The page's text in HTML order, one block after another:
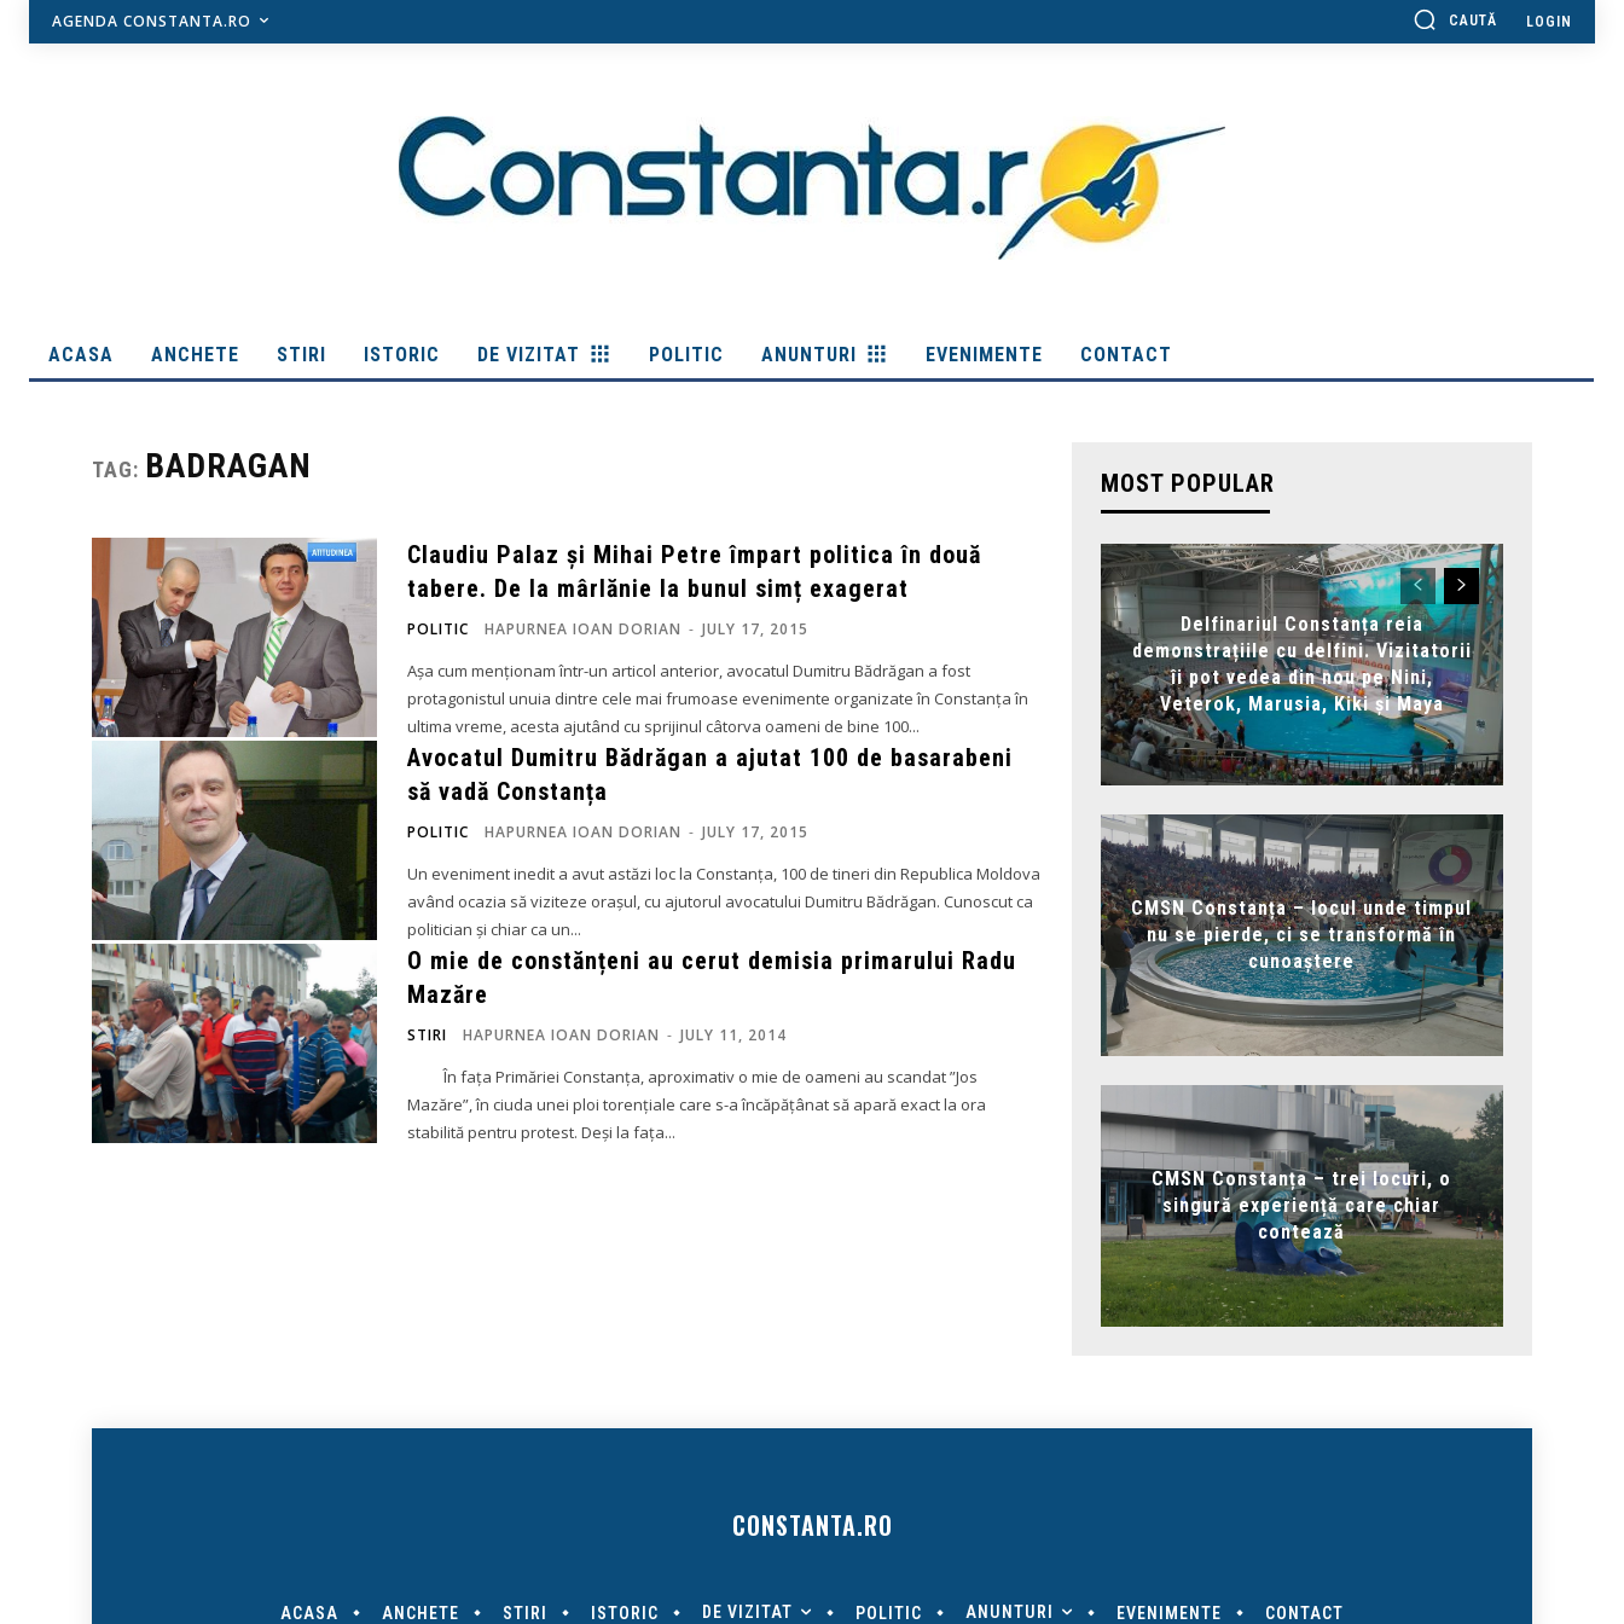
AGENDA CONSTANTA.RO CAUTĂ LOGIN
ACASA ANCHETE STIRI ISTORIC DE VIZITAT POLITIC ANUNTURI EVENIMENTE CONTACT
TAG: BADRAGAN
Claudiu Palaz și Mihai Petre împart politica în două
tabere. De la mârlănie la bunul simț exagerat
POLITIC HAPURNEA IOAN DORIAN - JULY 17, 2015
Așa cum menționam într-un articol anterior, avocatul Dumitru Bădrăgan a fost
protagonistul unuia dintre cele mai frumoase evenimente organizate în Constanța în
ultima vreme, acesta ajutând cu sprijinul câtorva oameni de bine 100...
Avocatul Dumitru Bădrăgan a ajutat 100 de basarabeni
să vadă Constanța
POLITIC HAPURNEA IOAN DORIAN - JULY 17, 2015
Un eveniment inedit a avut astăzi loc la Constanța, 100 de tineri din Republica Moldova
având ocazia să viziteze orașul, cu ajutorul avocatului Dumitru Bădrăgan. Cunoscut ca
politician și chiar ca un...
O mie de constănțeni au cerut demisia primarului Radu
Mazăre
STIRI HAPURNEA IOAN DORIAN - JULY 11, 2014
Mazăre”, în ciuda unei ploi torențiale care s-a încăpățânat să apară exact la ora
stabilită pentru protest. Deși la fața...
MOST POPULAR
Delfinariul Constanța reia
demonstrațiile cu delfini. Vizitatorii
îi pot vedea din nou pe Nini,
Veterok, Marusia, Kiki și Maya
CMSN Constanța – locul unde timpul
nu se pierde, ci se transformă în
cunoaștere
CMSN Constanța – trei locuri, o
singură experiență care chiar
contează
CONSTANTA.RO
ACASA ANCHETE STIRI ISTORIC DE VIZITAT POLITIC ANUNTURI EVENIMENTE CONTACT